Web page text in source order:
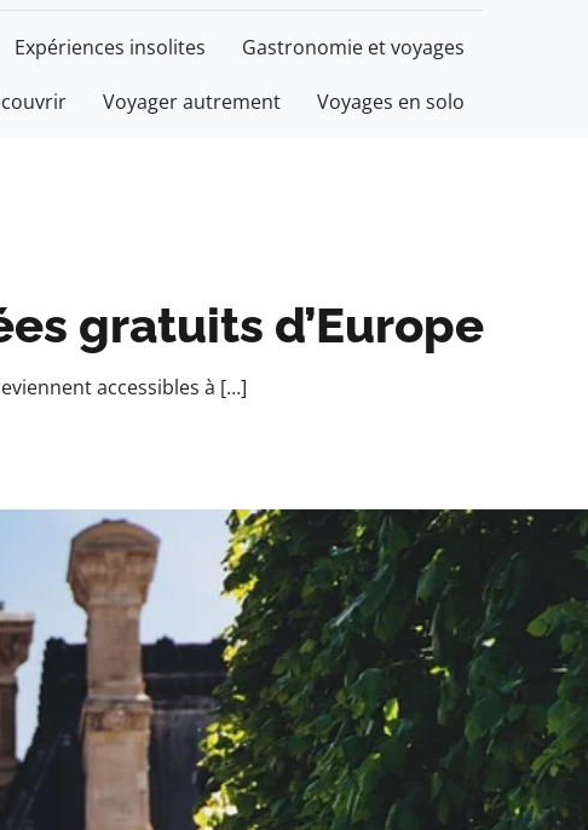
Expériences insolites Gastronomie et voyages
Voyager autrement Voyages en solo
gratuits d’Europe​
accessibles à […]